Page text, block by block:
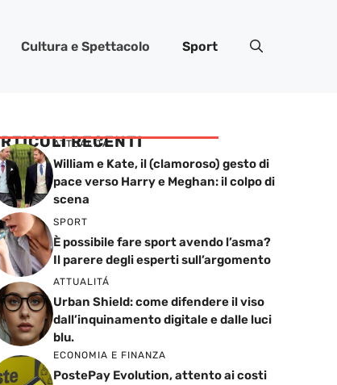
Cultura e Spettacolo Sport
RECENTI
ATTUALITÁ
William e Kate, il (clamoroso) gesto di
pace verso Harry e Meghan: il colpo di
scena
SPORT
È possibile fare sport avendo l’asma?
Il parere degli esperti sull’argomento
ATTUALITÁ
Urban Shield: come difendere il viso
dall’inquinamento digitale e dalle luci
blu.
ECONOMIA E FINANZA
PostePay Evolution, attento ai costi